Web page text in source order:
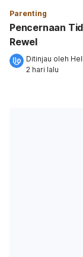
Parenting
Pencernaan
Rewel
Ditinjau oleh
2 hari lalu